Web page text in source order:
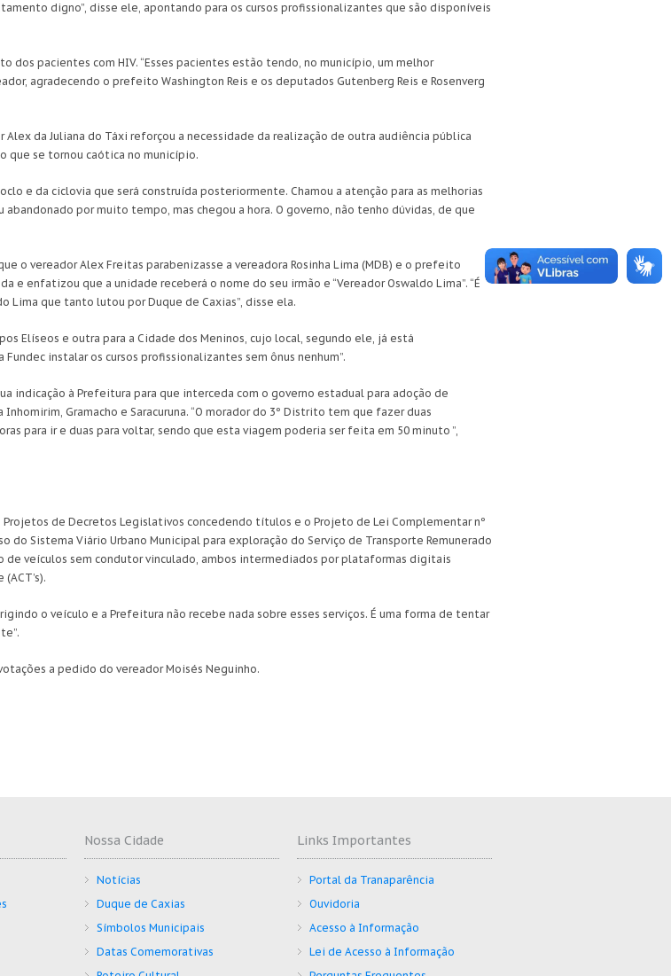
digno”, disse ele, apontando para os cursos profissionalizantes que são disponíveis
pacientes com HIV. “Esses pacientes estão tendo, no município, um melhor
agradecendo o prefeito Washington Reis e os deputados Gutenberg Reis e Rosenverg
da Juliana do Táxi reforçou a necessidade da realização de outra audiência pública
que se tornou caótica no município.
e da ciclovia que será construída posteriormente. Chamou a atenção para as melhorias
por muito tempo, mas chegou a hora. O governo, não tenho dúvidas, de que
o vereador Alex Freitas parabenizasse a vereadora Rosinha Lima (MDB) e o prefeito
e enfatizou que a unidade receberá o nome do seu irmão e “Vereador Oswaldo Lima”. “É
Lima que tanto lutou por Duque de Caxias”, disse ela.
Elíseos e outra para a Cidade dos Meninos, cujo local, segundo ele, já está
instalar os cursos profissionalizantes sem ônus nenhum”.
indicação à Prefeitura para que interceda com o governo estadual para adoção de
Gramacho e Saracuruna. “O morador do 3º Distrito tem que fazer duas
para ir e duas para voltar, sendo que esta viagem poderia ser feita em 50 minuto ”,
Projetos de Decretos Legislativos concedendo títulos e o Projeto de Lei Complementar nº
do Sistema Viário Urbano Municipal para exploração do Serviço de Transporte Remunerado
veículos sem condutor vinculado, ambos intermediados por plataformas digitais
o veículo e a Prefeitura não recebe nada sobre esses serviços. É uma forma de tentar
a pedido do vereador Moisés Neguinho.
Nossa Cidade
Notícias
Duque de Caxias
Símbolos Municipais
Datas Comemorativas
Links Importantes
Portal da Tranaparência
Ouvidoria
Acesso à Informação
Lei de Acesso à Informação